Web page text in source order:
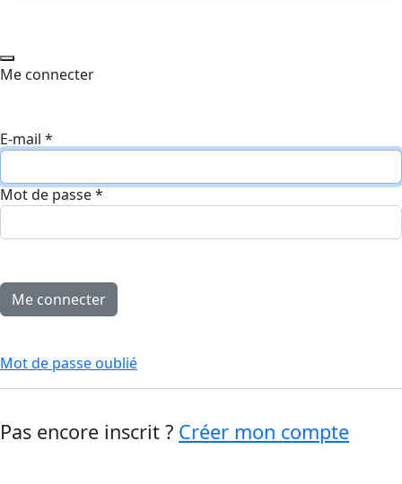
Me connecter
E-mail *
Mot de passe*
Mot de passe oublié
Pas encore inscrit ? Créer mon compte